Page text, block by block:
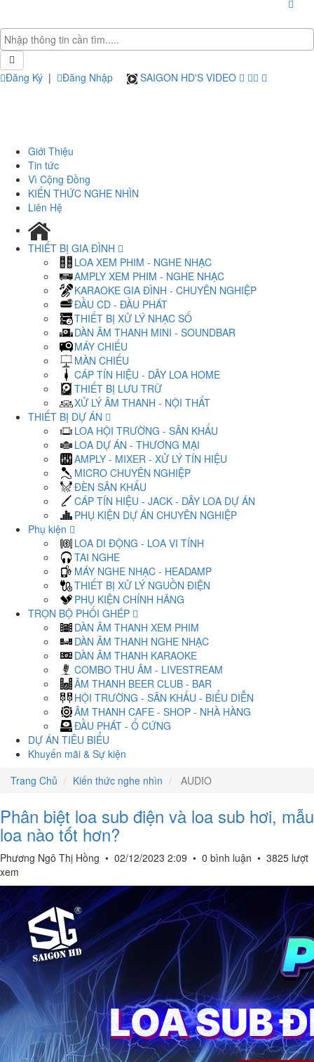
Đăng Ký | Đăng Nhập SAIGON HD'S VIDEO
Giới Thiệu
Tin tức
Vì Cộng Đồng
KIẾN THỨC NGHE NHÌN
Liên Hệ
THIẾT BỊ GIA ĐÌNH
LOA XEM PHIM - NGHE NHẠC
AMPLY XEM PHIM - NGHE NHẠC
KARAOKE GIA ĐÌNH - CHUYÊN NGHIỆP
ĐẦU CD - ĐẦU PHÁT
THIẾT BỊ XỬ LÝ NHẠC SỐ
DÀN ÂM THANH MINI - SOUNDBAR
MÁY CHIẾU
MÀN CHIẾU
CÁP TÍN HIỆU - DÂY LOA HOME
THIẾT BỊ LƯU TRỮ
XỬ LÝ ÂM THANH - NỘI THẤT
THIẾT BỊ DỰ ÁN
LOA HỘI TRƯỜNG - SÂN KHẤU
LOA DỰ ÁN - THƯƠNG MẠI
AMPLY - MIXER - XỬ LÝ TÍN HIỆU
MICRO CHUYÊN NGHIỆP
ĐÈN SÂN KHẤU
CÁP TÍN HIỆU - JACK - DÂY LOA DỰ ÁN
PHỤ KIỆN DỰ ÁN CHUYÊN NGHIỆP
Phụ kiện
LOA DI ĐỘNG - LOA VI TÍNH
TAI NGHE
MÁY NGHE NHẠC - HEADAMP
THIẾT BỊ XỬ LÝ NGUỒN ĐIỆN
PHỤ KIỆN CHÍNH HÃNG
TRỌN BỘ PHỐI GHÉP
DÀN ÂM THANH XEM PHIM
DÀN ÂM THANH NGHE NHẠC
DÀN ÂM THANH KARAOKE
COMBO THU ÂM - LIVESTREAM
ÂM THANH BEER CLUB - BAR
HỘI TRƯỜNG - SÂN KHẤU - BIỂU DIỄN
ÂM THANH CAFE - SHOP - NHÀ HÀNG
ĐẦU PHÁT - Ổ CỨNG
DỰ ÁN TIÊU BIỂU
Khuyến mãi & Sự kiện
Trang Chủ
Kiến thức nghe nhìn AUDIO
Phân biệt loa sub điện và loa sub hơi, mẫu
loa nào tốt hơn?
Phương Ngô Thị Hồng • 02/12/2023 2:09 • 0 bình luận • 3825 lượt
xem